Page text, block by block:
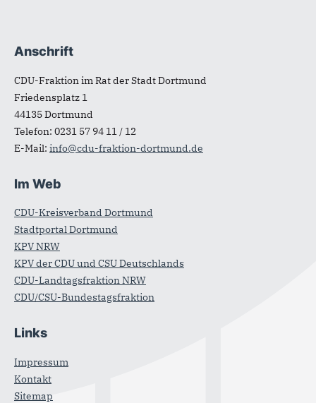
Fußbereich
Anschrift
CDU-Fraktion im Rat der Stadt Dortmund
Friedensplatz 1
44135Dortmund
Telefon: 0231 57 94 11 / 12
E-Mail: info@cdu-fraktion-dortmund.de
Im Web
CDU-Kreisverband Dortmund
Stadtportal Dortmund
KPV NRW
KPV der CDU und CSU Deutschlands
CDU-Landtagsfraktion NRW
CDU/CSU-Bundestagsfraktion
Links
Impressum
Kontakt
Sitemap